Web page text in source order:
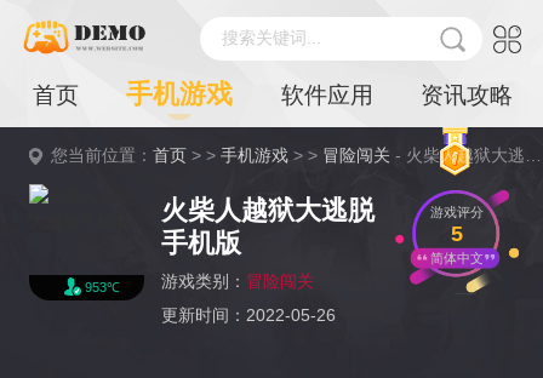
搜索关键词...
首页 手机游戏 软件应用 资讯攻略
您当前位置：首页 > >手机游戏 > > 冒险闯关 - 火柴人越狱大逃脱手机版详情
953℃
火柴人越狱大逃脱
手机版
游戏类别： 冒险闯关
更新时间：2022-05-26
游戏评分
5
简体中文